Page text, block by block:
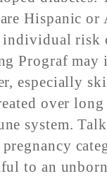
Hispanic
risk
Prograf may
especially
over
system.
to an